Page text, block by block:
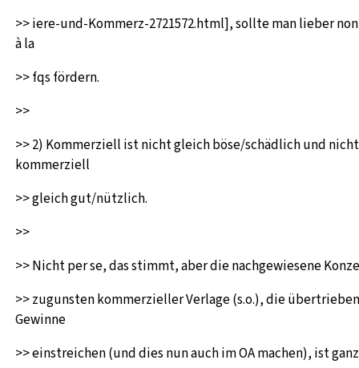
>> iere-und-Kommerz-2721572.html], sollte man lieber
à la
>> fqs fördern.
>>
>> 2) Kommerziell ist nicht gleich böse/schädlich und
kommerziell
>> gleich gut/nützlich.
>>
>> Nicht per se, das stimmt, aber die nachgewiesene
>> zugunsten kommerzieller Verlage (s.o.), die
Gewinne
>> einstreichen (und dies nun auch im OA machen), ist